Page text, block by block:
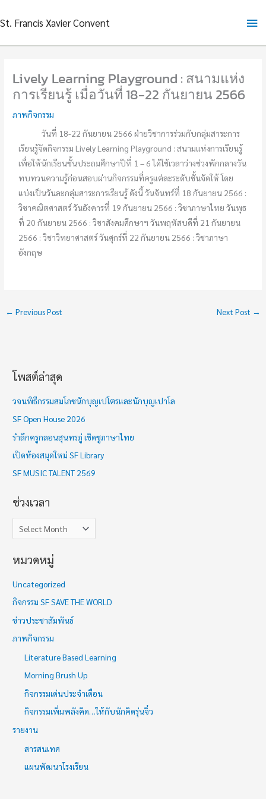
to
St. Francis Xavier Convent
Lively Learning Playground : สนามแห่ง
การเรียนรู้ เมื่อวันที่ 18-22 กันยายน 2566
ภาพกิจกรรม
วันที่ 18-22 กันยายน 2566 ฝ่ายวิชาการร่วมกับกลุ่มสาระการ
เรียนรู้จัดกิจกรรม Lively Learning Playground : สนามแห่งการเรียนรู้
เพื่อให้นักเรียนชั้นประถมศึกษาปีที่ 1 – 6 ได้ใช้เวลาว่างช่วงพักกลางวัน
ทบทวนความรู้ก่อนสอบผ่านกิจกรรมที่ครูแต่ละระดับชั้นจัดให้ โดย
แบ่งเป็นวันละกลุ่มสาระการเรียนรู้ ดังนี้ วันจันทร์ที่ 18 กันยายน 2566 :
วิชาคณิตศาสตร์ วันอังคารที่ 19 กันยายน 2566 : วิชาภาษาไทย วันพุธ
ที่ 20 กันยายน 2566 : วิชาสังคมศึกษาฯ วันพฤหัสบดีที่ 21 กันยายน
2566 : วิชาวิทยาศาสตร์ วันศุกร์ที่ 22 กันยายน 2566 : วิชาภาษา
อังกฤษ
← Previous Post Next Post →
โพสต์ล่าสุด
วจนพิธีกรรมสมโภชนักบุญเปโตรและนักบุญเปาโล
SF Open House 2026
รำลึกครูกลอนสุนทรภู่ เชิดชูภาษาไทย
เปิดห้องสมุดใหม่ SF Library
SF MUSIC TALENT 2569
ช่วงเวลา
ช่
ง
เ
ว
ล
า
หมวดหมู่
Uncategorized
กิจกรรม SF SAVE THE WORLD
ข่าวประชาสัมพันธ์
ภาพกิจกรรม
Literature Based Learning
Morning Brush Up
กิจกรรมเด่นประจำเดือน
กิจกรรมเพิ่มพลังคิด…ให้กับนักคิดรุ่นจิ๋ว
รายงาน
สารสนเทศ
แผนพัฒนาโรงเรียน